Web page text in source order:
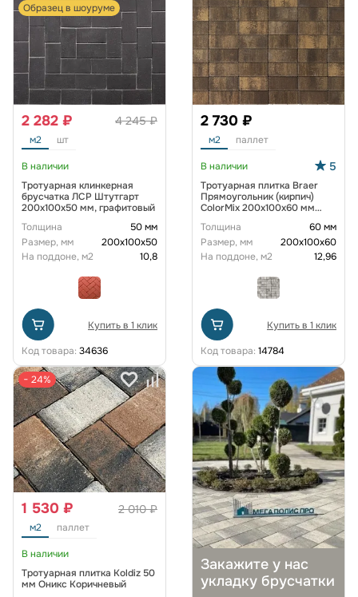
Образец в шоуруме
4 245 ₽
2 282 ₽
м2 шт
В наличии
Тротуарная клинкерная
брусчатка ЛСР Штутгарт
200х100х50 мм, графитовый
Толщина
50 мм
Размер, мм
200х100х50
На поддоне, м2
10,8
Купить в 1 клик
Код товара: 34636
2 730 ₽
м2 паллет
В наличии 5
Тротуарная плитка Braer
Прямоугольник (кирпич)
ColorMix 200х100х60 мм
Толщина
60 мм
Размер, мм
200х100х60
На поддоне, м2
12,96
Купить в 1 клик
Код товара: 14784
− 24%
2 010 ₽
1 530 ₽
м2 паллет
В наличии
Тротуарная плитка Koldiz 50
мм Оникс Коричневый
Закажите у нас
укладку брусчатки